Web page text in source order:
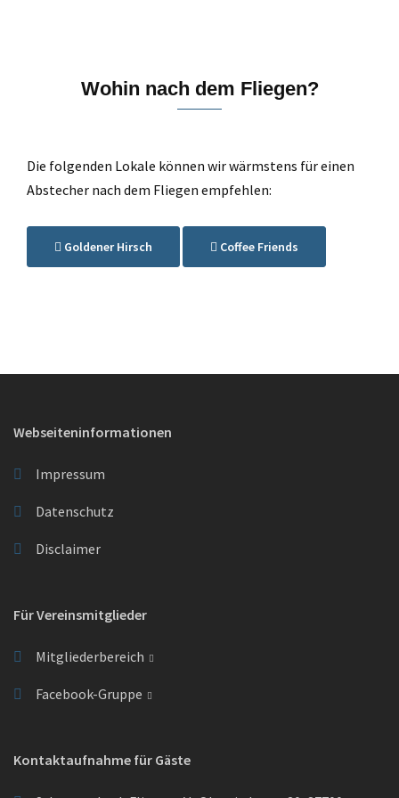
Wohin nach dem Fliegen?
Die folgenden Lokale können wir wärmstens für einen
Abstecher nach dem Fliegen empfehlen:
Goldener Hirsch Coffee Friends
Webseiteninformationen
Impressum
Datenschutz
Disclaimer
Für Vereinsmitglieder
Mitgliederbereich
Facebook-Gruppe
Kontaktaufnahme für Gäste